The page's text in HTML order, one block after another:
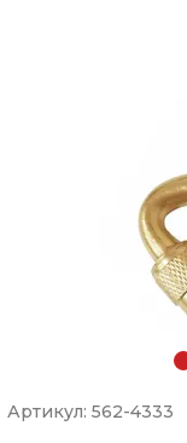
Артикул: 562-4333